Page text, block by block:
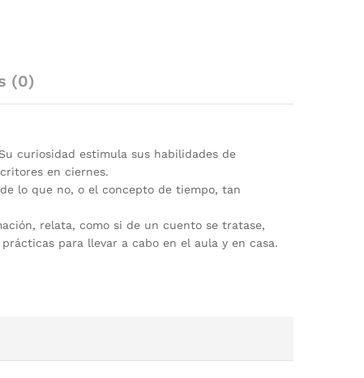
(0)
curiosidad estimula sus habilidades de
en ciernes.
lo que no, o el concepto de tiempo, tan
relata, como si de un cuento se tratase,
para llevar a cabo en el aula y en casa.